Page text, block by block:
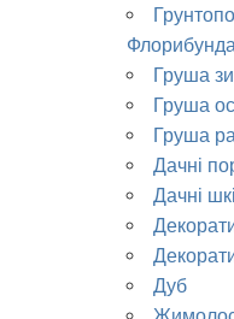
Груша
Груша
Груша
Дачні
Дачні
Дуб